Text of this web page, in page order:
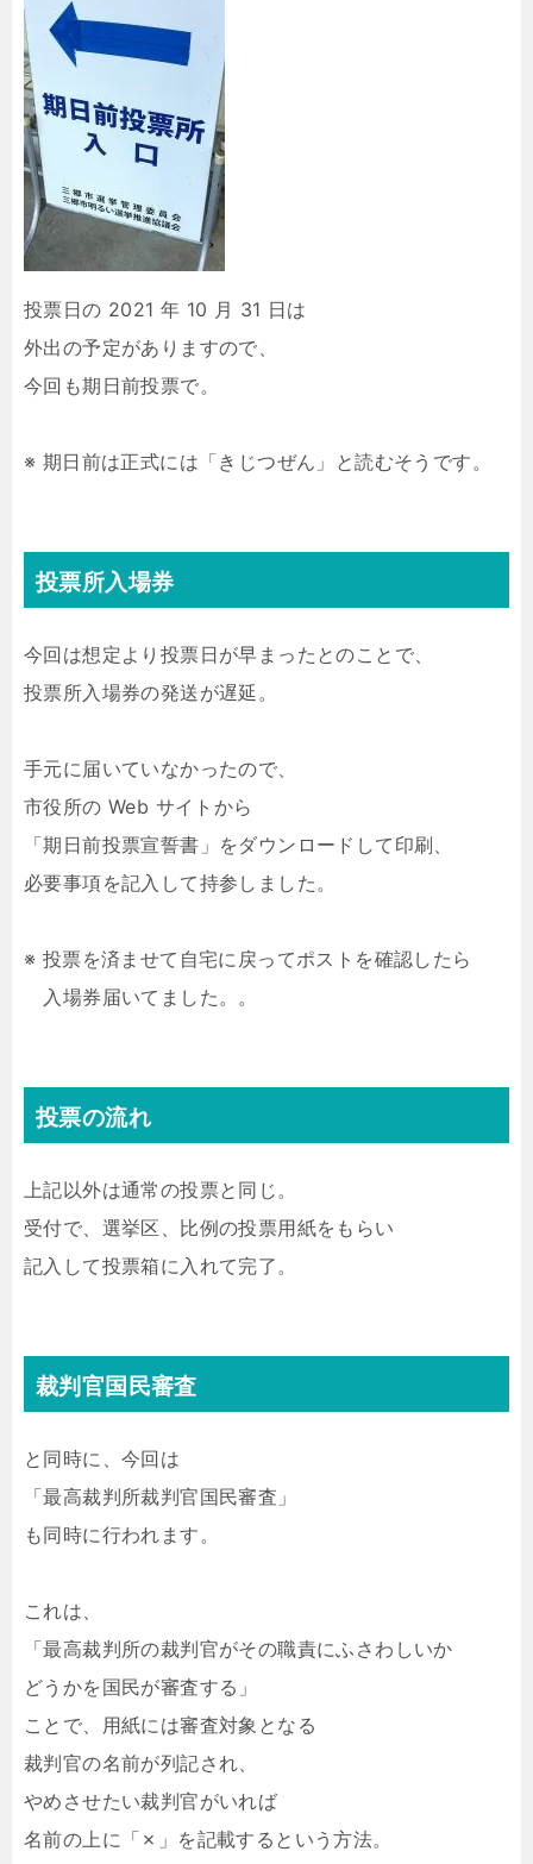
投票日の 2021 年 10 月 31 日は
外出の予定がありますので、
今回も期日前投票で。
※ 期日前は正式には「きじつぜん」と読むそうです。
投票所入場券
今回は想定より投票日が早まったとのことで、
投票所入場券の発送が遅延。
手元に届いていなかったので、
市役所の Web サイトから
「期日前投票宣誓書」をダウンロードして印刷、
必要事項を記入して持参しました。
※ 投票を済ませて自宅に戻ってポストを確認したら
入場券届いてました。。
投票の流れ
上記以外は通常の投票と同じ。
受付で、選挙区、比例の投票用紙をもらい
記入して投票箱に入れて完了。
裁判官国民審査
と同時に、今回は
「最高裁判所裁判官国民審査」
も同時に行われます。
これは、
「最高裁判所の裁判官がその職責にふさわしいか
どうかを国民が審査する」
ことで、用紙には審査対象となる
裁判官の名前が列記され、
やめさせたい裁判官がいれば
名前の上に「✗」を記載するという方法。